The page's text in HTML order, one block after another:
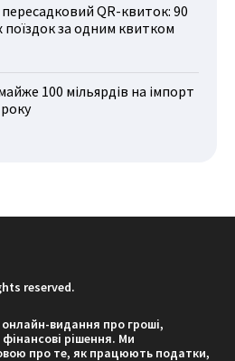
QR-квиток: 90
за одним квитком
100 мільярдів на імпорт
reserved.
видання про гроші,
рішення. Ми
про те, як працюють податки,